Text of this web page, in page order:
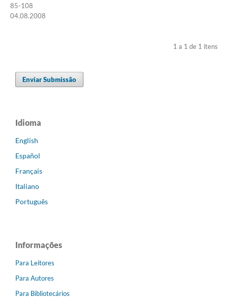
85-108
04.08.2008
1 a 1 de 1 itens
Enviar Submissão
Idioma
English
Español
Français
Italiano
Português
Informações
Para Leitores
Para Autores
Para Bibliotecários